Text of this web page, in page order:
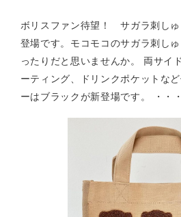
ボリスファン待望！ サガラ刺し
登場です。モコモコのサガラ刺し
ったりだと思いませんか。 両サイ
ーティング、ドリンクポケットな
ーはブラックが新登場です。 ・・・